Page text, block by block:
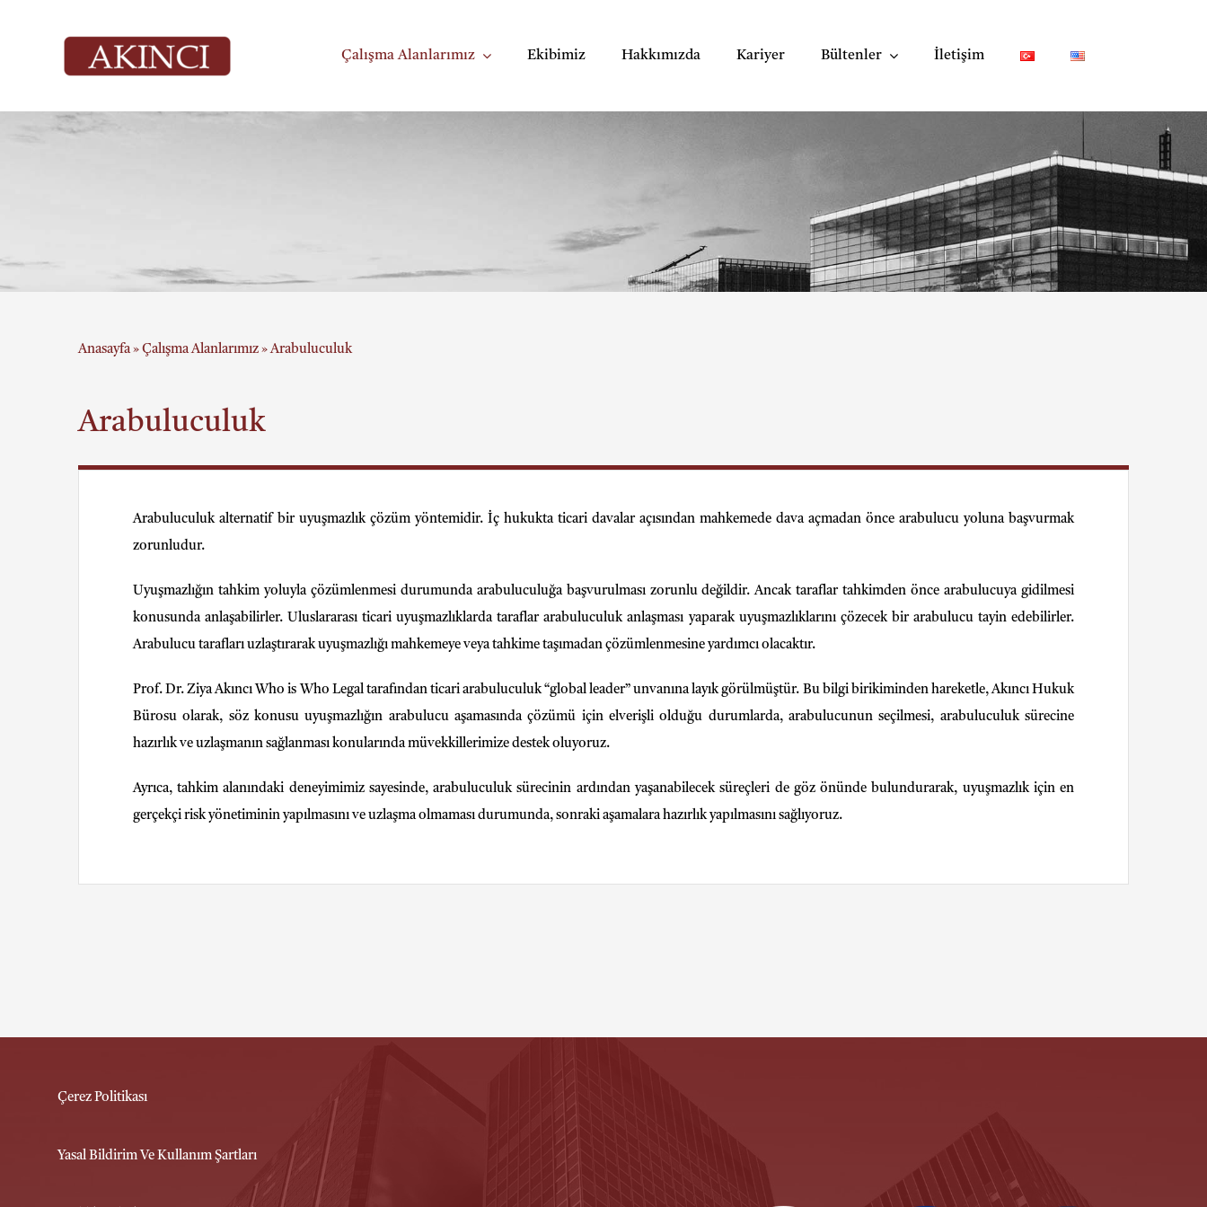
Çalışma Alanlarımız Ekibimiz Hakkımızda Kariyer Bültenler İletişim
Anasayfa» Çalışma Alanlarımız»Arabuluculuk
Arabuluculuk
Arabuluculuk alternatif bir uyuşmazlık çözüm yöntemidir. İç hukukta ticari davalar açısından mahkemede dava açmadan önce arabulucu yoluna başvurmak
zorunludur.
Uyuşmazlığın tahkim yoluyla çözümlenmesi durumunda arabuluculuğa başvurulması zorunlu değildir. Ancak taraflar tahkimden önce arabulucuya gidilmesi
konusunda anlaşabilirler. Uluslararası ticari uyuşmazlıklarda taraflar arabuluculuk anlaşması yaparak uyuşmazlıklarını çözecek bir arabulucu tayin edebilirler.
Arabulucu tarafları uzlaştırarak uyuşmazlığı mahkemeye veya tahkime taşımadan çözümlenmesine yardımcı olacaktır.
Prof. Dr. Ziya Akıncı Who is Who Legal tarafından ticari arabuluculuk “global leader” unvanına layık görülmüştür. Bu bilgi birikiminden hareketle, Akıncı Hukuk
Bürosu olarak, söz konusu uyuşmazlığın arabulucu aşamasında çözümü için elverişli olduğu durumlarda, arabulucunun seçilmesi, arabuluculuk sürecine
hazırlık ve uzlaşmanın sağlanması konularında müvekkillerimize destek oluyoruz.
Ayrıca, tahkim alanındaki deneyimimiz sayesinde, arabuluculuk sürecinin ardından yaşanabilecek süreçleri de göz önünde bulundurarak, uyuşmazlık için en
gerçekçi risk yönetiminin yapılmasını ve uzlaşma olmaması durumunda, sonraki aşamalara hazırlık yapılmasını sağlıyoruz.
Çerez Politikası
Yasal Bildirim Ve Kullanım Şartları